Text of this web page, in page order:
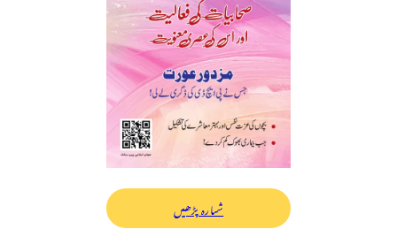
شمارہ پڑھیں